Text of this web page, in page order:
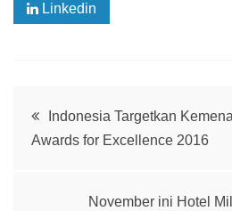
Linkedin
PostIndonesia Targetkan
Awards for Excellence 2016
November ini Hotel